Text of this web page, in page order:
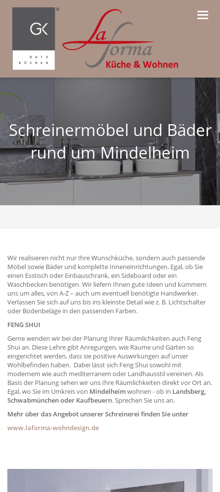
Schreinermöbel und Bäder
rund um Mindelheim
Wir realisieren nicht nur Ihre Wunschküche, sondern auch passende
Möbel sowie Bäder und komplette Inneneinrichtungen. Egal, ob Sie
einen Esstisch oder Einbauschrank, ein Sideboard oder ein
Waschbecken benötigen. Wir liefern Ihnen gute Ideen und kümmern
uns um alles, von A-Z – auch um eventuell benötigte Handwerker.
Verlassen Sie sich auf uns bis ins kleinste Detail wie z. B. Lichtschalter
oder Bodenbeläge in den passenden Farben.
FENG SHUI
Gerne wenden wir bei der Planung Ihrer Räumlichkeiten auch Feng
Shui an. Diese Lehre gibt Anregungen, wie Räume und Gärten so
eingerichtet werden, dass sie positive Auswirkungen auf unser
Wohlbefinden haben. Dabei lässt sich Feng Shui sowohl mit
modernem wie auch mediterranem oder Landhausstil vereinen. Als
Basis der Planung sehen wir uns Ihre Räumlichkeiten direkt vor Ort an.
Egal, wo Sie im Umkreis von Mindelheimwohnen - ob in Landsberg,
Schwabmünchen oder Kaufbeuern. Sprechen Sie uns an.
Mehr über das Angebot unserer Schreinerei finden Sie unter
www.laforma-wohndesign.de